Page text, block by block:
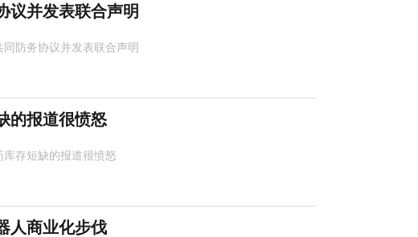
议并发表联合声明
防务协议并发表联合声明
的报道很愤怒
库存短缺的报道很愤怒
人商业化步伐